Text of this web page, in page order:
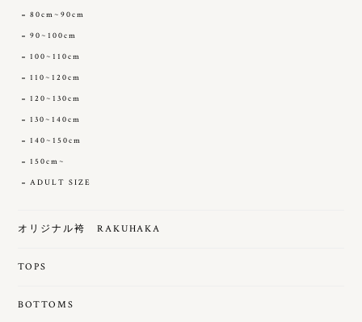
80cm~90cm
90~100cm
100~110cm
110~120cm
120~130cm
130~140cm
140~150cm
150cm~
ADULT SIZE
オリジナル袴 RAKUHAKA
TOPS
BOTTOMS